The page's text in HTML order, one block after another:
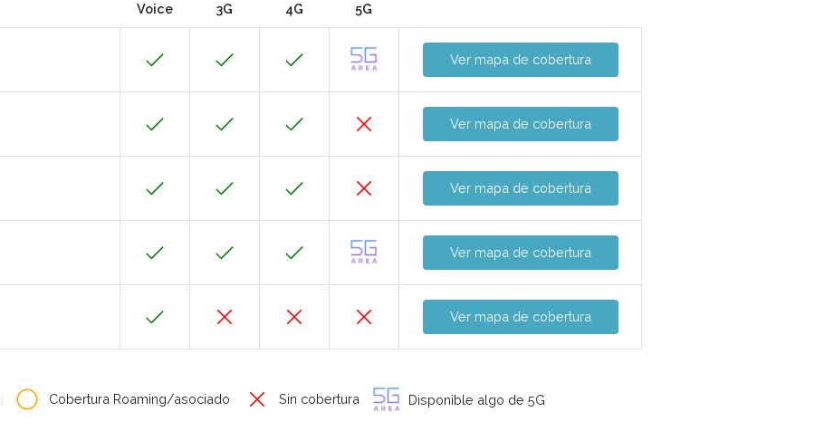
Voice 3G 4G 5G
Ver mapa de cobertura
Ver mapa de cobertura
Ver mapa de cobertura
Ver mapa de cobertura
Ver mapa de cobertura
Cobertura Roaming/asociado Sin cobertura Disponible algo de 5G